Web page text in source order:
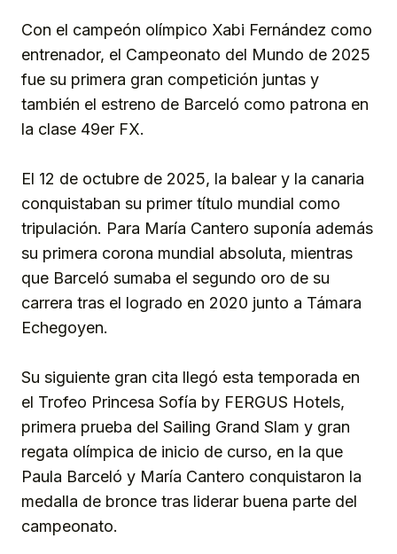
Con el campeón olímpico Xabi Fernández como
entrenador, el Campeonato del Mundo de 2025
fue su primera gran competición juntas y
también el estreno de Barceló como patrona en
la clase 49er FX.
El 12 de octubre de 2025, la balear y la canaria
conquistaban su primer título mundial como
tripulación. Para María Cantero suponía además
su primera corona mundial absoluta, mientras
que Barceló sumaba el segundo oro de su
carrera tras el logrado en 2020 junto a Támara
Echegoyen.
Su siguiente gran cita llegó esta temporada en
el Trofeo Princesa Sofía by FERGUS Hotels,
primera prueba del Sailing Grand Slam y gran
regata olímpica de inicio de curso, en la que
Paula Barceló y María Cantero conquistaron la
medalla de bronce tras liderar buena parte del
campeonato.